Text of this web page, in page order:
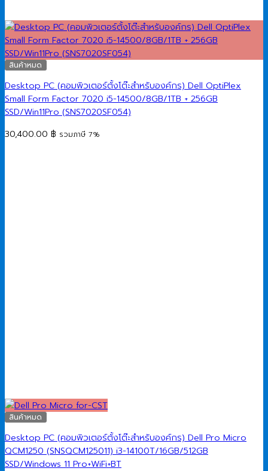
สินค้าหมด
Desktop PC (คอมพิวเตอร์ตั้งโต๊ะสำหรับองค์กร) Dell OptiPlex
Small Form Factor 7020 i5-14500/8GB/1TB + 256GB
SSD/Win11Pro (SNS7020SF054)
30,400.00 ฿ รวมภาษี 7%
สินค้าหมด
Desktop PC (คอมพิวเตอร์ตั้งโต๊ะสำหรับองค์กร) Dell Pro Micro
QCM1250 (SNSQCM125011) i3-14100T/16GB/512GB
SSD/Windows 11 Pro+WiFi+BT